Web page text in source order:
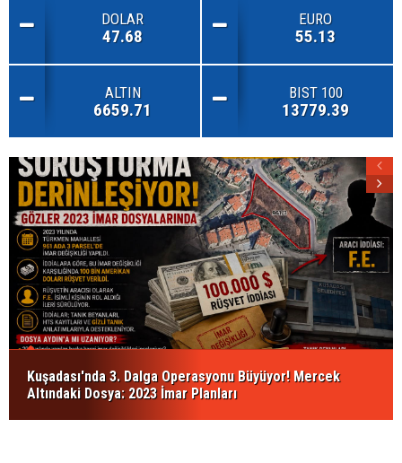
DOLAR
47.68
EURO
55.13
ALTIN
6659.71
BIST 100
13779.39
Kuşadası'nda 3. Dalga Operasyonu Büyüyor! Mercek
Altındaki Dosya: 2023 İmar Planları